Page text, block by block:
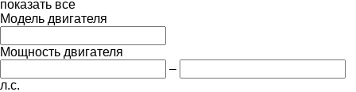
показать все
Модель двигателя
Мощность двигателя
–
л.с.